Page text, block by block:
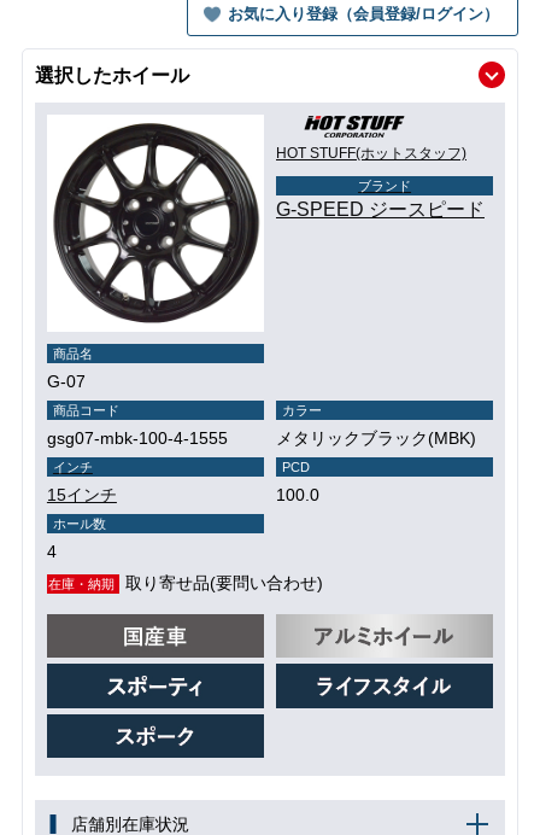
お気に入り登録（会員登録/ログイン）
選択したホイール
HOT STUFF(ホットスタッフ)
ブランド
G-SPEED ジースピード
商品名
G-07
商品コード
gsg07-mbk-100-4-1555
カラー
メタリックブラック(MBK)
インチ
15インチ
PCD
100.0
ホール数
4
在庫・納期 取り寄せ品(要問い合わせ)
店舗別在庫状況